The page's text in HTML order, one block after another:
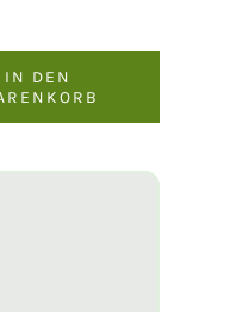
IN DEN